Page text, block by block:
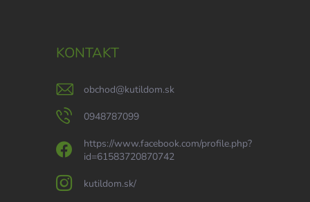
KONTAKT
obchod@kutildom.sk
0948787099
https://www.facebook.com/profile.php?
id=61583720870742
kutildom.sk/